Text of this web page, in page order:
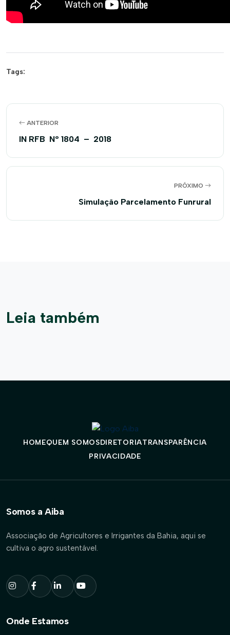
Tags:
ANTERIOR
IN RFB Nº 1804 – 2018
PRÓXIMO
Simulação Parcelamento Funrural
Leia também
HOMEQUEM SOMOSDIRETORIATRANSPARÊNCIA
PRIVACIDADE
Somos a Aiba
Associação de Agricultores e Irrigantes da Bahia, aqui se
cultiva o agro sustentável.
Onde Estamos